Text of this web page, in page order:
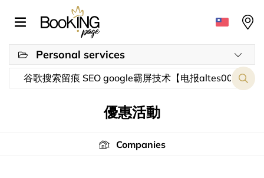
Personal services
優惠活動
Companies